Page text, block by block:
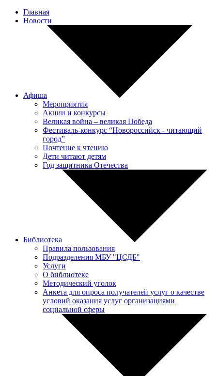
Главная
Новости
Афиша
Мероприятия
Акции и конкурсы
Великая война – великая Победа
Фестиваль-конкурс “Новороссийск - читающий
город”
Почтение к чтению
Дети читают детям
Год защитника Отечества
Библиотека
Правила пользования
Подразделения МБУ "ЦСДБ"
Услуги
О библиотеке
Методический уголок
Анкета для опроса получателей услуг о качестве
условий оказания услуг организациями
социальной сферы